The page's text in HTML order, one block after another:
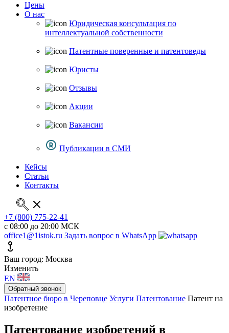
Цены
О нас
Юридическая консультация по
интеллектуальной собственности
Патентные поверенные и патентоведы
Юристы
Отзывы
Акции
Вакансии
Публикации в СМИ
Кейсы
Статьи
Контакты
+7 (800) 775-22-41
с 08:00 до 20:00 МСК
office1@1istok.ru Задать вопрос в WhatsApp
Ваш город: Москва
Изменить
EN
Обратный звонок
Патентное бюро в Череповце Услуги Патентование Патент на
изобретение
Патентование изобретений в